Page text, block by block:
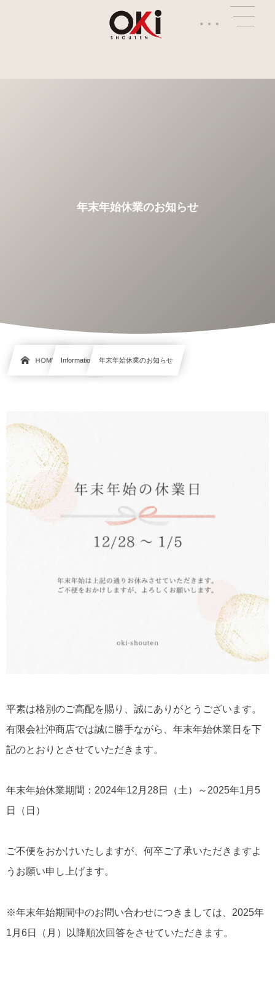
…
年末年始休業のお知らせ
HOME Information 年末年始休業のお知らせ
平素は格別のご高配を賜り、誠にありがとうございます。
有限会社沖商店では誠に勝手ながら、年末年始休業日を下
記のとおりとさせていただきます。
年末年始休業期間：2024年12月28日（土）～2025年1月5
日（日）
ご不便をおかけいたしますが、何卒ご了承いただきますよ
うお願い申し上げます。
※年末年始期間中のお問い合わせにつきましては、2025年
1月6日（月）以降順次回答をさせていただきます。